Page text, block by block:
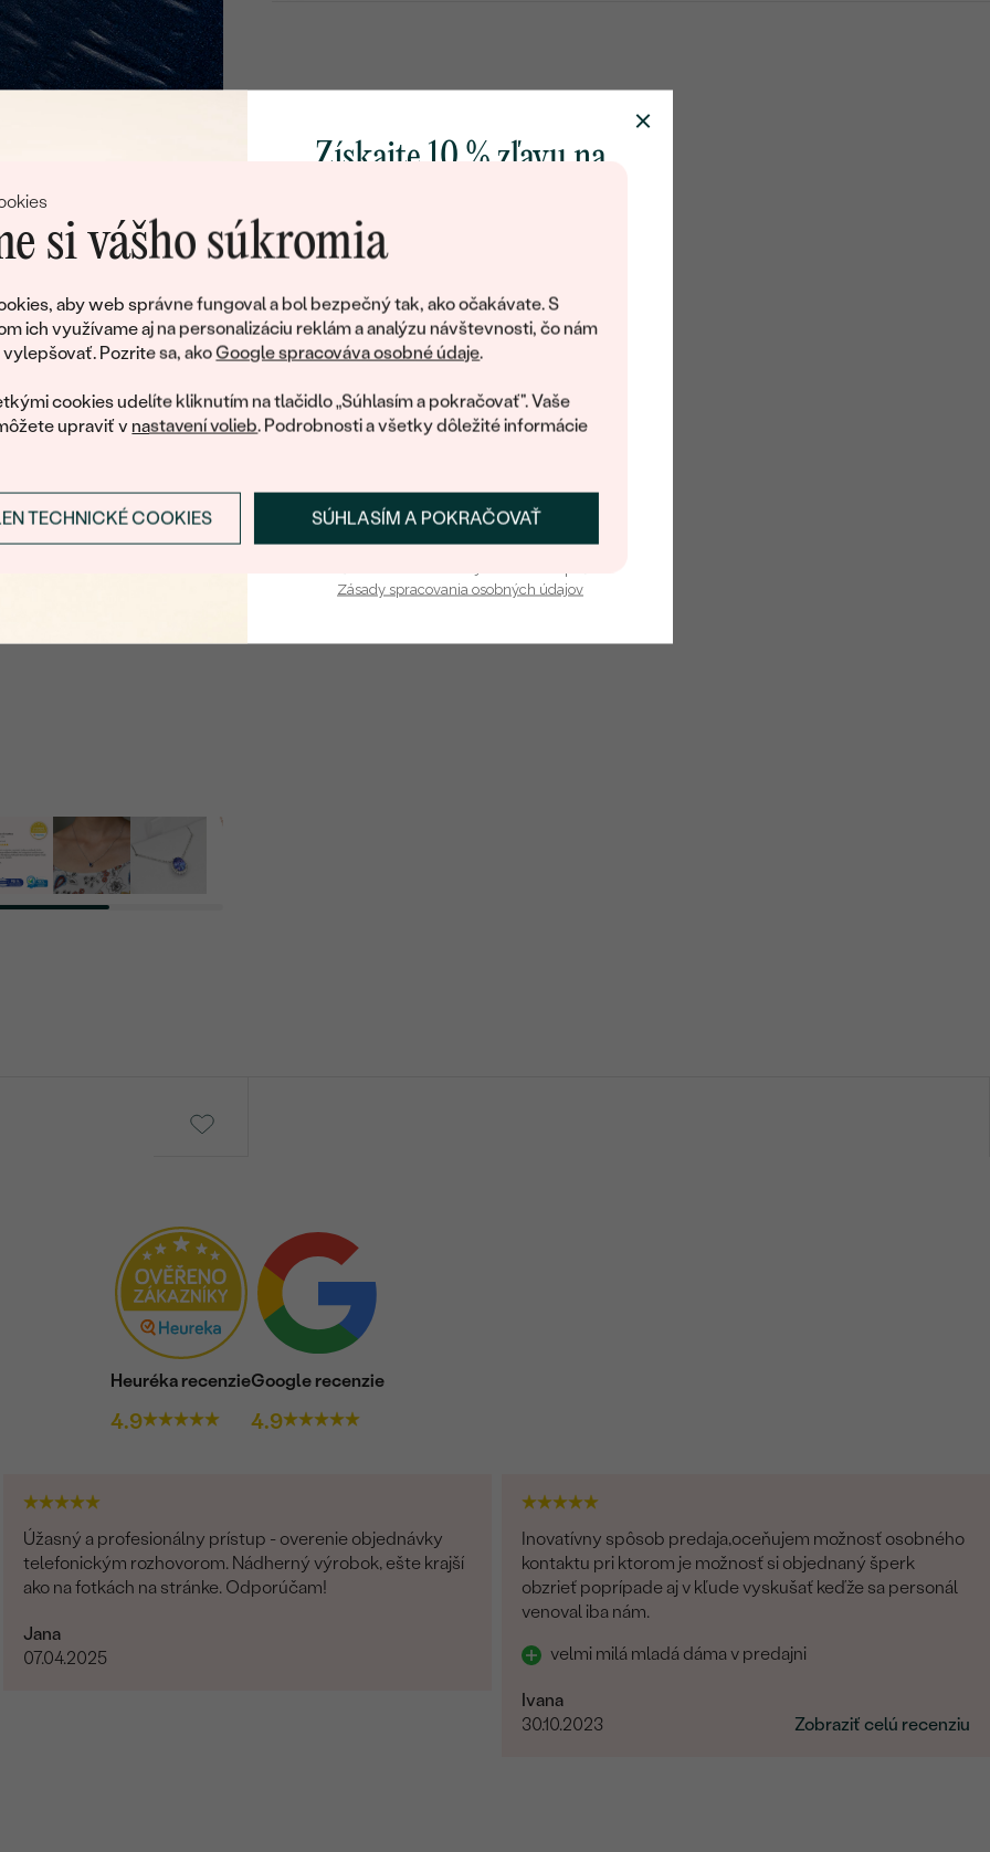
si vášho súkromia
aby web správne fungoval a bol bezpečný tak, ako očakávate. S
ich využívame aj na personalizáciu reklám a analýzu návštevnosti, čo nám
Pozrite sa, akoGoogle spracováva osobné údaje.
cookies udelíte kliknutím na tlačidlo „Súhlasím a pokračovať". Vaše
upraviť v nastavení volieb. Podrobnosti a všetky dôležité informácie
SÚHLASÍM A POKRAČOVAŤ
TECHNICKÉ COOKIES
DRUH:
Tanzanit
1
KARÁTOVÁ VÁHA:
ČISTOTA:
TVAR:
PÔVOD:
Postranné drahokamy
KARÁTOVÁ VÁHA :
ČISTOTA:
Heuréka recenzie
4.9
Google recenzie
4.9
Úžasný a profesionálny prístup - overenie objednávky
telefonickým rozhovorom. Nádherný výrobok, ešte krajší
ako na fotkách na stránke. Odporúčam!
Jana
07.04.2025
Inovatívny spôsob predaja,oceňujem možnosť osobného
kontaktu pri ktorom je možnosť si objednaný šperk
obzrieť poprípade aj v kľude vyskušať keďže sa personál
venoval iba nám.
velmi milá mladá dáma v predajni
Ivana
30.10.2023
Zobraziť celú recenziu
Získajte 10 % zľavu na
poctivo vyrábaných šperkov Eppi.
Ako darček na privítanie vám
obratom pošleme zľavový kód na
Prihlásiť sa a získať zľavu
Zásady spracovania osobných údajov